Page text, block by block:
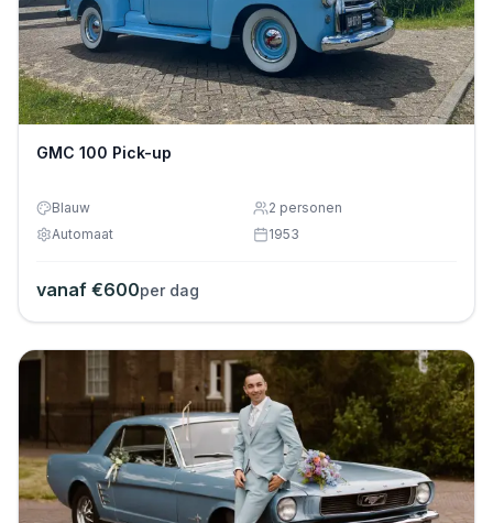
GMC 100 Pick-up
Blauw 2 personen
Automaat
1953
vanaf €600per dag